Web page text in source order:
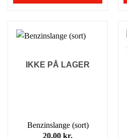
IKKE PÅ LAGER
Benzinslange (sort)
20,00 kr.